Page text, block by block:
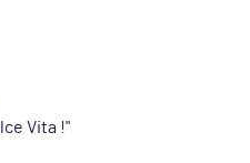
Vita !